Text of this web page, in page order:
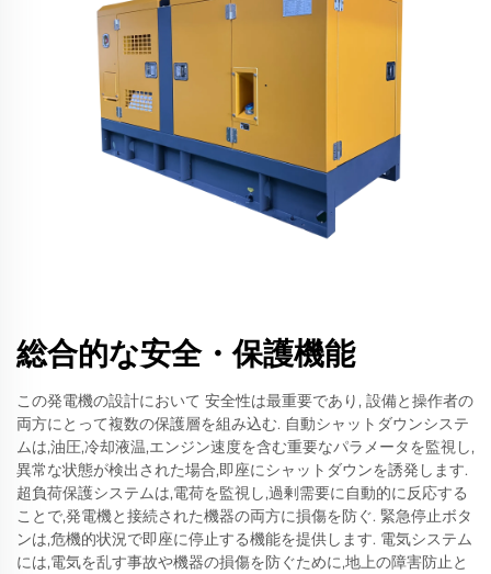
総合的な安全・保護機能
この発電機の設計において 安全性は最重要であり, 設備と操作者の
両方にとって複数の保護層を組み込む. 自動シャットダウンシステ
ムは,油圧,冷却液温,エンジン速度を含む重要なパラメータを監視し,
異常な状態が検出された場合,即座にシャットダウンを誘発します.
超負荷保護システムは,電荷を監視し,過剰需要に自動的に反応する
ことで,発電機と接続された機器の両方に損傷を防ぐ. 緊急停止ボタ
ンは,危機的状況で即座に停止する機能を提供します. 電気システム
には,電気を乱す事故や機器の損傷を防ぐために,地上の障害防止と